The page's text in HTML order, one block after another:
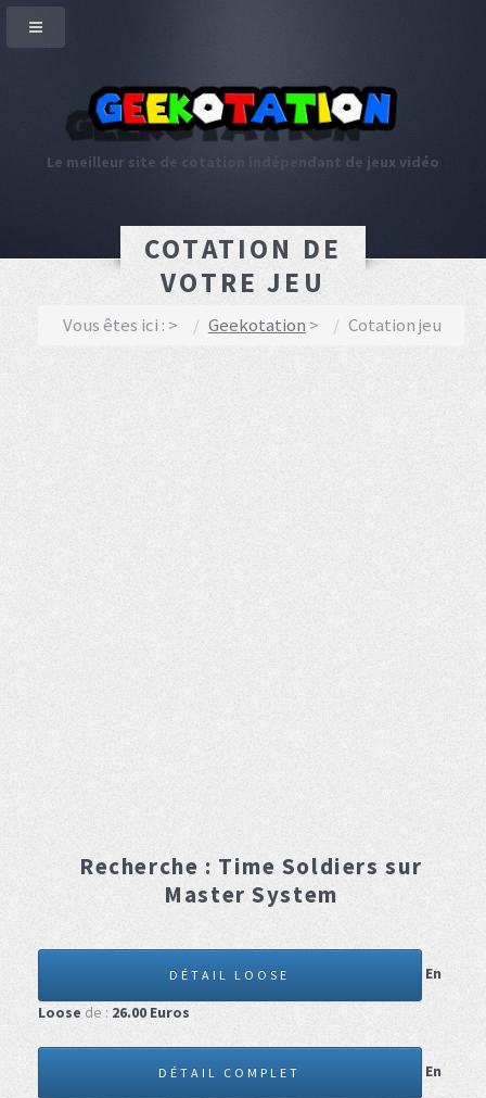
Le meilleur site de cotation indépendant de jeux vidéo
COTATION DE
VOTRE JEU
Vous êtes ici : Geekotation Cotation jeu
Recherche : Time Soldiers sur
Master System
DÉTAIL LOOSE
En
Loose de : 26.00 Euros
DÉTAIL COMPLET
En